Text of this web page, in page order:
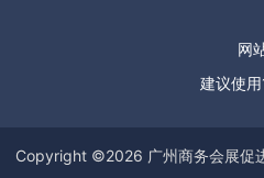
网
建议使
Copyright ©2026 广州商务会展